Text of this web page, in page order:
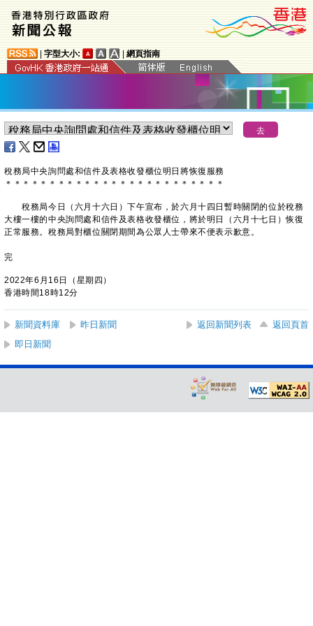
字型大小: 網頁指南
稅務局中央詢問處和信件及表格收發櫃位明日將恢復服務
＊ ＊ ＊ ＊ ＊ ＊ ＊ ＊ ＊ ＊ ＊ ＊ ＊ ＊ ＊ ＊ ＊ ＊ ＊ ＊ ＊ ＊ ＊ ＊ ＊
稅務局今日（六月十六日）下午宣布，於六月十四日暫時關閉的位於稅務
大樓一樓的中央詢問處和信件及表格收發櫃位，將於明日（六月十七日）恢復
正常服務。稅務局對櫃位關閉期間為公眾人士帶來不便表示歉意。
完
2022年6月16日（星期四）
香港時間18時12分
新聞資料庫 昨日新聞 返回新聞列表
返回頁首
即日新聞